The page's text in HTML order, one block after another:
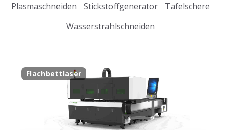
Plasmaschneiden
Stickstoffgenerator
Tafelschere
Wasserstrahlschneiden
Flachbettlaser